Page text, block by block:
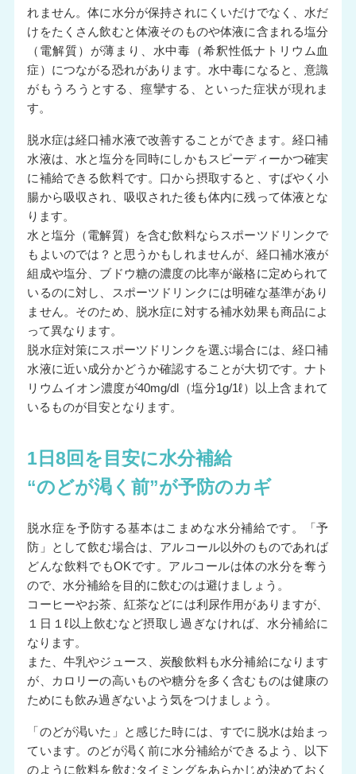
れません。体に水分が保持されにくいだけでなく、水だ
けをたくさん飲むと体液そのものや体液に含まれる塩分
（電解質）が薄まり、水中毒（希釈性低ナトリウム血
症）につながる恐れがあります。水中毒になると、意識
がもうろうとする、痙攣する、といった症状が現れま
す。
脱水症は経口補水液で改善することができます。経口補
水液は、水と塩分を同時にしかもスピーディーかつ確実
に補給できる飲料です。口から摂取すると、すばやく小
腸から吸収され、吸収された後も体内に残って体液とな
ります。
水と塩分（電解質）を含む飲料ならスポーツドリンクで
もよいのでは？と思うかもしれませんが、経口補水液が
組成や塩分、ブドウ糖の濃度の比率が厳格に定められて
いるのに対し、スポーツドリンクには明確な基準があり
ません。そのため、脱水症に対する補水効果も商品によ
って異なります。
脱水症対策にスポーツドリンクを選ぶ場合には、経口補
水液に近い成分かどうか確認することが大切です。ナト
リウムイオン濃度が40mg/dl（塩分1g/1ℓ）以上含まれて
いるものが目安となります。
1日8回を目安に水分補給
“のどが渇く前”が予防のカギ
脱水症を予防する基本はこまめな水分補給です。「予
防」として飲む場合は、アルコール以外のものであれば
どんな飲料でもOKです。アルコールは体の水分を奪う
ので、水分補給を目的に飲むのは避けましょう。
コーヒーやお茶、紅茶などには利尿作用がありますが、
１日１ℓ以上飲むなど摂取し過ぎなければ、水分補給に
なります。
また、牛乳やジュース、炭酸飲料も水分補給になります
が、カロリーの高いものや糖分を多く含むものは健康の
ためにも飲み過ぎないよう気をつけましょう。
「のどが渇いた」と感じた時には、すでに脱水は始まっ
ています。のどが渇く前に水分補給ができるよう、以下
のように飲料を飲むタイミングをあらかじめ決めておく